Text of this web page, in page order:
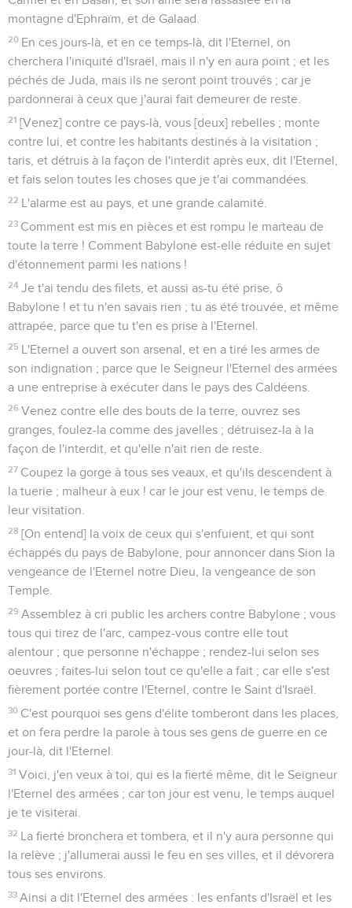
montagne d'Ephraïm, et de Galaad.
20 En ces jours-là, et en ce temps-là, dit l'Eternel, on
cherchera l'iniquité d'Israël, mais il n'y en aura point ; et les
péchés de Juda, mais ils ne seront point trouvés ; car je
pardonnerai à ceux que j'aurai fait demeurer de reste.
21 [Venez] contre ce pays-là, vous [deux] rebelles ; monte
contre lui, et contre les habitants destinés à la visitation ;
taris, et détruis à la façon de l'interdit après eux, dit l'Eternel,
et fais selon toutes les choses que je t'ai commandées.
22 L'alarme est au pays, et une grande calamité.
23 Comment est mis en pièces et est rompu le marteau de
toute la terre ! Comment Babylone est-elle réduite en sujet
d'étonnement parmi les nations !
24 Je t'ai tendu des filets, et aussi as-tu été prise, ô
Babylone ! et tu n'en savais rien ; tu as été trouvée, et même
attrapée, parce que tu t'en es prise à l'Eternel.
25 L'Eternel a ouvert son arsenal, et en a tiré les armes de
son indignation ; parce que le Seigneur l'Eternel des armées
a une entreprise à exécuter dans le pays des Caldéens.
26 Venez contre elle des bouts de la terre, ouvrez ses
granges, foulez-la comme des javelles ; détruisez-la à la
façon de l'interdit, et qu'elle n'ait rien de reste.
27 Coupez la gorge à tous ses veaux, et qu'ils descendent à
la tuerie ; malheur à eux ! car le jour est venu, le temps de
leur visitation.
28 [On entend] la voix de ceux qui s'enfuient, et qui sont
échappés du pays de Babylone, pour annoncer dans Sion la
vengeance de l'Eternel notre Dieu, la vengeance de son
Temple.
29 Assemblez à cri public les archers contre Babylone ; vous
tous qui tirez de l'arc, campez-vous contre elle tout
alentour ; que personne n'échappe ; rendez-lui selon ses
oeuvres ; faites-lui selon tout ce qu'elle a fait ; car elle s'est
fièrement portée contre l'Eternel, contre le Saint d'Israël.
30 C'est pourquoi ses gens d'élite tomberont dans les places,
et on fera perdre la parole à tous ses gens de guerre en ce
jour-là, dit l'Eternel.
31 Voici, j'en veux à toi, qui es la fierté même, dit le Seigneur
l'Eternel des armées ; car ton jour est venu, le temps auquel
je te visiterai.
32 La fierté bronchera et tombera, et il n'y aura personne qui
la relève ; j'allumerai aussi le feu en ses villes, et il dévorera
tous ses environs.
33 Ainsi a dit l'Eternel des armées : les enfants d'Israël et les